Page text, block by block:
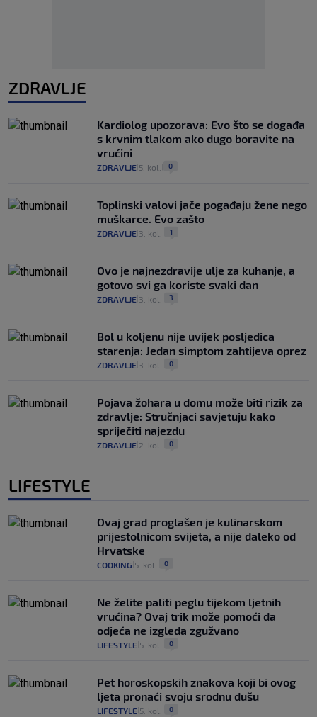
ZDRAVLJE
Kardiolog upozorava: Evo što se događa
s krvnim tlakom ako dugo boravite na
vrućini
ZDRAVLJE 5. kol. 0
Toplinski valovi jače pogađaju žene nego
muškarce. Evo zašto
ZDRAVLJE 3. kol. 1
Ovo je najnezdravije ulje za kuhanje, a
gotovo svi ga koriste svaki dan
ZDRAVLJE 3. kol. 3
Bol u koljenu nije uvijek posljedica
starenja: Jedan simptom zahtijeva oprez
ZDRAVLJE 3. kol. 0
Pojava žohara u domu može biti rizik za
zdravlje: Stručnjaci savjetuju kako
spriječiti najezdu
ZDRAVLJE 2. kol. 0
LIFESTYLE
Ovaj grad proglašen je kulinarskom
prijestolnicom svijeta, a nije daleko od
Hrvatske
COOKING 5. kol. 0
Ne želite paliti peglu tijekom ljetnih
vrućina? Ovaj trik može pomoći da
odjeća ne izgleda zgužvano
LIFESTYLE 5. kol. 0
Pet horoskopskih znakova koji bi ovog
ljeta pronaći svoju srodnu dušu
LIFESTYLE 5. kol. 0